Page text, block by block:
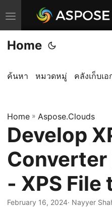
T
o
g
l
a
v
i
g
t
i
Home
ค้นหา หมวดหมู่ คลังเก็บเ
Home » Aspose.Clouds
Develop
Converter
- XPS File
February 16, 2024· Nayyer